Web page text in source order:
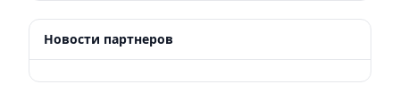
Новости партнеров